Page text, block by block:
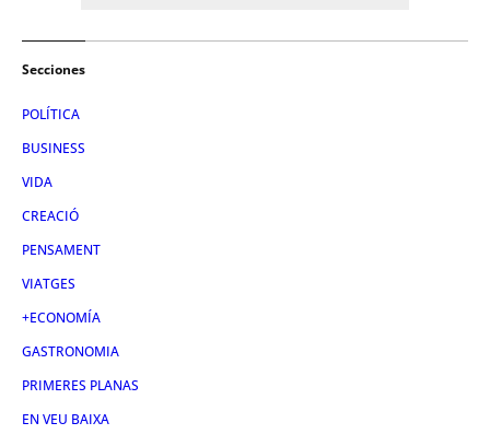
Secciones
POLÍTICA
BUSINESS
VIDA
CREACIÓ
PENSAMENT
VIATGES
+ECONOMÍA
GASTRONOMIA
PRIMERES PLANAS
EN VEU BAIXA